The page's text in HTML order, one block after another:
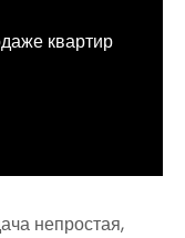
квартир
непростая,